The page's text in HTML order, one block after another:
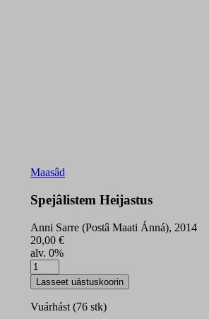
Maasâd
Spejâlistem Heijastus
Anni Sarre (Postâ Maati Ánná), 2014
20,00 €
alv. 0%
Spejâlistem
Heijastus
quantity
Lasseet uástuskoorin
Vuárhást (76 stk)